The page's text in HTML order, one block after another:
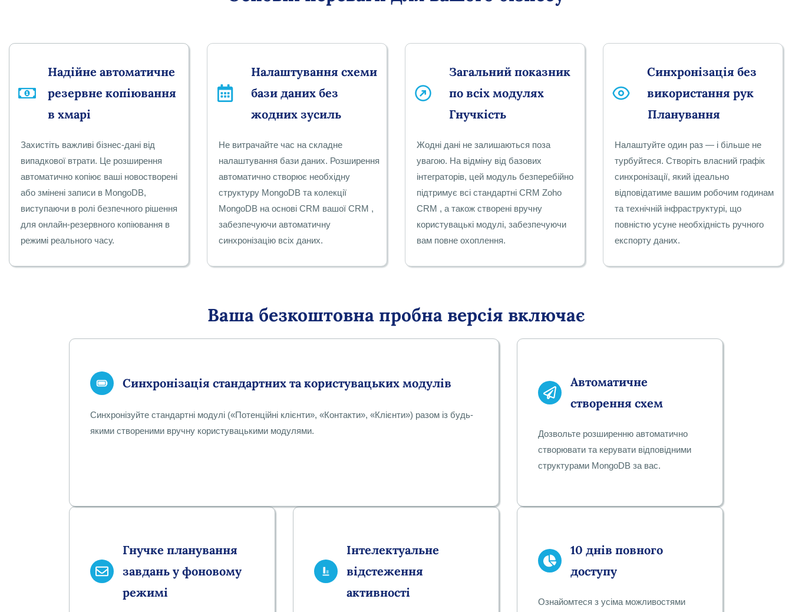
Надійне автоматичне
резервне копіювання
в хмарі
Захистіть важливі бізнес-дані від
випадкової втрати. Це розширення
автоматично копіює ваші новостворені
або змінені записи в MongoDB,
виступаючи в ролі безпечного рішення
для онлайн-резервного копіювання в
режимі реального часу.
Налаштування схеми
бази даних без
жодних зусиль
Не витрачайте час на складне
налаштування бази даних. Розширення
автоматично створює необхідну
структуру MongoDB та колекції
MongoDB на основі CRM вашої CRM ,
забезпечуючи автоматичну
синхронізацію всіх даних.
Загальний показник
по всіх модулях
Гнучкість
Жодні дані не залишаються поза
увагою. На відміну від базових
інтеграторів, цей модуль безперебійно
підтримує всі стандартні CRM Zoho
CRM , а також створені вручну
користувацькі модулі, забезпечуючи
вам повне охоплення.
Синхронізація без
використання рук
Планування
Налаштуйте один раз — і більше не
турбуйтеся. Створіть власний графік
синхронізації, який ідеально
відповідатиме вашим робочим годинам
та технічній інфраструктурі, що
повністю усуне необхідність ручного
експорту даних.
Ваша безкоштовна пробна версія включає
Синхронізація стандартних та користувацьких модулів
Синхронізуйте стандартні модулі («Потенційні клієнти», «Контакти», «Клієнти») разом із будь-
якими створеними вручну користувацькими модулями.
Автоматичне
створення схем
Дозвольте розширенню автоматично
створювати та керувати відповідними
структурами MongoDB за вас.
Гнучке планування
завдань у фоновому
режимі
Інтелектуальне
відстеження
активності
10 днів повного
доступу
Ознайомтеся з усіма можливостями